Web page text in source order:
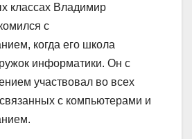
классах Владимир
с
когда его школа
информатики. Он с
участвовал во всех
с компьютерами и